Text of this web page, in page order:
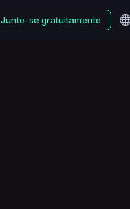
Junte-se gratuitamente